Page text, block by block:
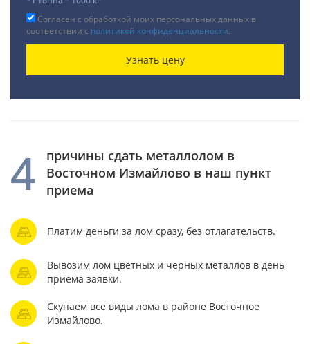
Согласен с обработкой моих персональных данных в
соответствии с политикой конфиденциальности.
Узнать цену
4
причины сдать металлолом в
Восточном Измайлово в наш пункт
приема
Платим деньги за лом сразу, без отлагательств.
Вывозим лом цветных и черных металлов в день
приема заявки.
Скупаем все виды лома в районе Восточное
Измайлово.